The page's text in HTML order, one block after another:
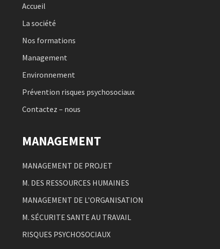
Accueil
La société
Nos formations
Management
Environnement
Prévention risques psychosociaux
Contactez – nous
MANAGEMENT
MANAGEMENT DE PROJET
M. DES RESSOURCES HUMAINES
MANAGEMENT DE L’ORGANISATION
M. SÉCURITE SANTE AU TRAVAIL
RISQUES PSYCHOSOCIAUX